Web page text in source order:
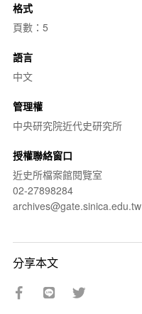
格式
頁數：5
語言
中文
管理權
中央研究院近代史研究所
授權聯絡窗口
近史所檔案館閱覽室
02-27898284
archives@gate.sinica.edu.tw
分享本文